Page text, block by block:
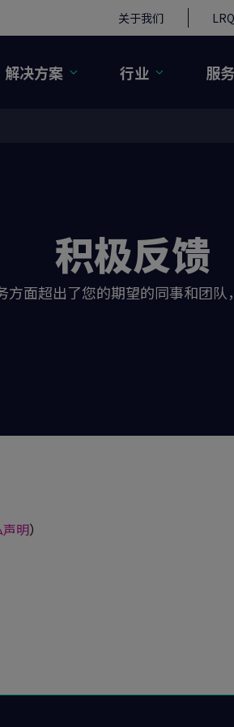
关于我们
解决方案 行业 服务
积极反馈
方面超出了您的期望的同事和团队
明）